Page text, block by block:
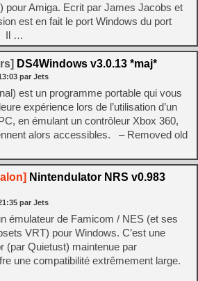
pour Amiga. Ecrit par James Jacobs et
est en fait le port Windows du port
Il …
DS4Windows v3.0.13 *maj*
par Jets
est un programme portable qui vous
expérience lors de l’utilisation d’un
en émulant un contrôleur Xbox 360,
alors accessibles. – Removed old
Nintendulator NRS v0.983
par Jets
émulateur de Famicom / NES (et ses
VRT) pour Windows. C’est une
(par Quietust) maintenue par
une compatibilité extrêmement large.